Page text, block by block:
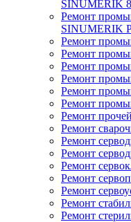
SINUMERIK
Ремонт
SINUMERIK
Ремонт
Ремонт
Ремонт
Ремонт
Ремонт
Ремонт
Ремонт
Ремонт
Ремонт
Ремонт
Ремонт
Ремонт
Ремонт
Ремонт
Ремонт